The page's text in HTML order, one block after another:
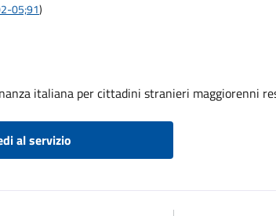
05;91)
italiana per cittadini stranieri maggiorenni
al servizio